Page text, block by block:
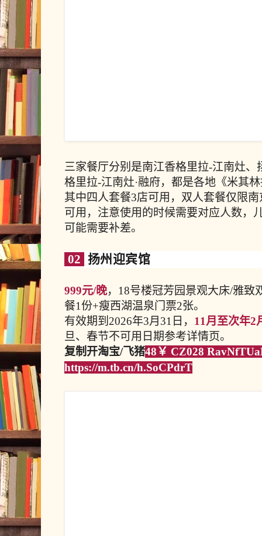
三家餐厅分别是南江香格里拉-江南灶
格里拉-江南灶·融府，都是各地《米其
其中四人套餐3店可用，双人套餐仅限
可用，注意使用的时候需要对应人数，
可能需要补差。
02 扬州迎宾馆
999元/晚，18号楼冠芳园景观大床/雅致
餐1份+瘦西湖温泉门票2张。
有效期到2026年3月31日， 11月至次年2
旦、春节不可用日期参考详情页。
复制开淘宝/飞猪48￥ CZ028
https://m.tb.cn/h.SoCPdrT